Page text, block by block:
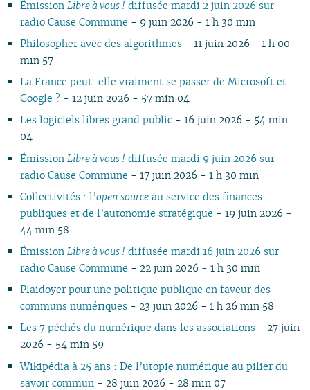
01 01
02
01
02
01
02
01
02
01
02
01
02
01
02
01
02
03
03
02
01
Émission Libre à vous ! diffusée mardi 2 juin 2026 sur
radio Cause Commune - 9 juin 2026 - 1 h 30 min
Philosopher avec des algorithmes - 11 juin 2026 - 1 h 00
min 57
La France peut-elle vraiment se passer de Microsoft et
Google ? - 12 juin 2026 - 57 min 04
Les logiciels libres grand public - 16 juin 2026 - 54 min
04
Émission Libre à vous ! diffusée mardi 9 juin 2026 sur
radio Cause Commune - 17 juin 2026 - 1 h 30 min
Collectivités : l’open sourceau service des finances
publiques et de l’autonomie stratégique - 19 juin 2026 -
44 min 58
Émission Libre à vous ! diffusée mardi 16 juin 2026 sur
radio Cause Commune - 22 juin 2026 - 1 h 30 min
Plaidoyer pour une politique publique en faveur des
communs numériques- 23 juin 2026 - 1 h 26 min 58
Les 7 péchés du numérique dans les associations - 27 juin
2026 - 54 min 59
Wikipédia à 25 ans : De l’utopie numérique au pilier du
savoir commun - 28 juin 2026 - 28 min 07